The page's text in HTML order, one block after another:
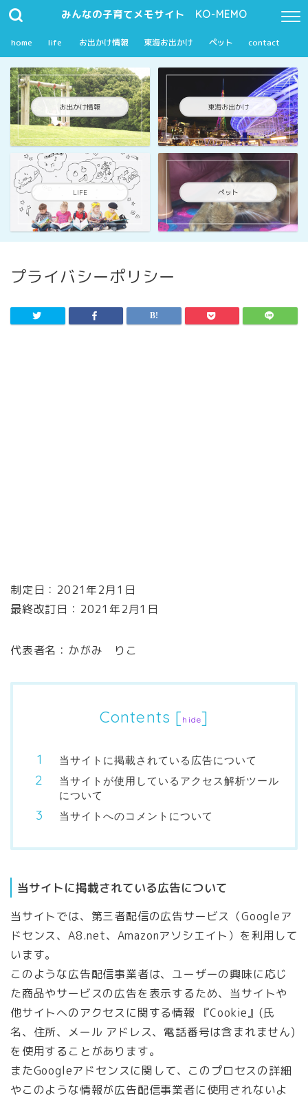
みんなの子育てメモサイト KO-MEMO
home life お出かけ情報 東海お出かけ ペット contact
お出かけ情報 東海お出かけ
LIFE ペット
プライバシーポリシー
制定日：2021年2月1日
最終改訂日：2021年2月1日
代表者名：かがみ りこ
Contents [hide]
当サイトに掲載されている広告について
当サイトが使用しているアクセス解析ツール
について
当サイトへのコメントについて
当サイトに掲載されている広告について
当サイトでは、第三者配信の広告サービス（Googleア
ドセンス、A8.net、Amazonアソシエイト）を利用して
います。
このような広告配信事業者は、ユーザーの興味に応じ
た商品やサービスの広告を表示するため、当サイトや
他サイトへのアクセスに関する情報 『Cookie』(氏
名、住所、メール アドレス、電話番号は含まれません)
を使用することがあります。
またGoogleアドセンスに関して、このプロセスの詳細
やこのような情報が広告配信事業者に使用されないよ